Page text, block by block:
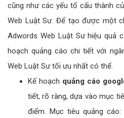
cũng như các yếu tố cấu thành
Web Luật Sư. Để tạo được một
Adwords Web Luật Sư hiệu quả
hoạch quảng cáo chi tiết với
Web Luật Sư tối ưu nhất có thể.
Kế hoạch quảng cáo
tiết, rõ ràng, dựa vào mục
điểm. Mục tiêu quảng